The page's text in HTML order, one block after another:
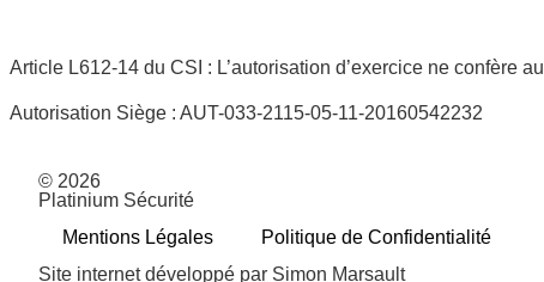
Article L612-14 du CSI : L’autorisation d’exercice ne confère
Autorisation Siège : AUT-033-2115-05-11-20160542232
© 2026
Platinium Sécurité
Mentions Légales
Politique de Confidentialité
Site internet développé par Simon Marsault